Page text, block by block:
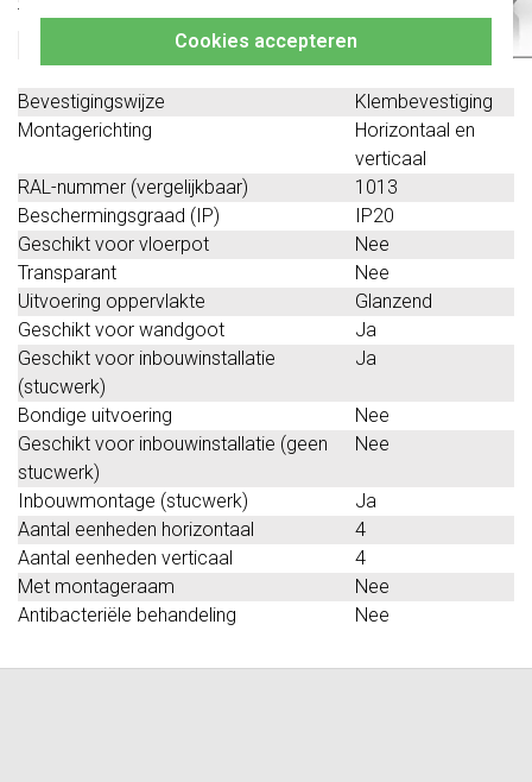
Cookies accepteren
Tekstveld/beschrijvingsvlak
Nee
Thermoplast
Materiaal
Kunststof
Bevestigingswijze
Klembevestiging
Montagerichting
Horizontaal en
verticaal
RAL-nummer (vergelijkbaar)
1013
Beschermingsgraad (IP)
IP20
Geschikt voor vloerpot
Nee
Transparant
Nee
Uitvoering oppervlakte
Glanzend
Geschikt voor wandgoot
Ja
Geschikt voor inbouwinstallatie
(stucwerk)
Ja
Bondige uitvoering
Nee
Geschikt voor inbouwinstallatie (geen
stucwerk)
Nee
Inbouwmontage (stucwerk)
Ja
Aantal eenheden horizontaal
4
Aantal eenheden verticaal
4
Met montageraam
Nee
Antibacteriële behandeling
Nee